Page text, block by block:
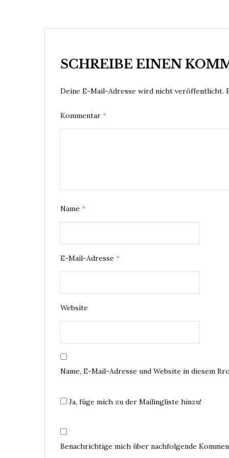
SCHREIBE EINEN
Deine E-Mail-Adresse wird nicht veröffentlicht.
Kommentar *
Name *
E-Mail-Adresse *
Website
Name, E-Mail-Adresse und Website in diesem
Ja, füge mich zu der Mailingliste hinzu!
Benachrichtige mich über nachfolgende